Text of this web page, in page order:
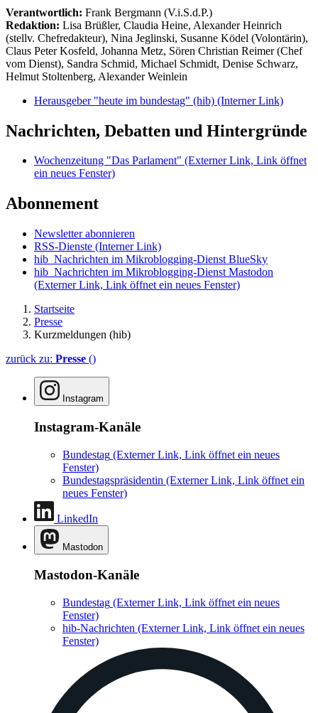
Verantwortlich: Frank Bergmann (V.i.S.d.P.)
Redaktion: Lisa Brüßler, Claudia Heine, Alexander Heinrich
(stellv. Chefredakteur), Nina Jeglinski, Susanne Ködel (Volontärin),
Claus Peter Kosfeld, Johanna Metz, Sören Christian Reimer (Chef
vom Dienst), Sandra Schmid, Michael Schmidt, Denise Schwarz,
Helmut Stoltenberg, Alexander Weinlein
Herausgeber "heute im bundestag" (hib) (Interner Link)
Nachrichten, Debatten und Hintergründe
Wochenzeitung "Das Parlament" (Externer Link, Link öffnet
ein neues Fenster)
Abonnement
Newsletter abonnieren
RSS-Dienste (Interner Link)
hib_Nachrichten im Mikroblogging-Dienst BlueSky
hib_Nachrichten im Mikroblogging-Dienst Mastodon
(Externer Link, Link öffnet ein neues Fenster)
Startseite
Presse
Kurzmeldungen (hib)
zurück zu: Presse ()
Instagram
Instagram-Kanäle
Bundestag (Externer Link, Link öffnet ein neues
Fenster)
Bundestagspräsidentin (Externer Link, Link öffnet ein
neues Fenster)
LinkedIn
Mastodon
Mastodon-Kanäle
Bundestag (Externer Link, Link öffnet ein neues
Fenster)
hib-Nachrichten (Externer Link, Link öffnet ein neues
Fenster)